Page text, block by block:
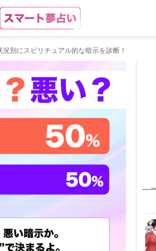
況別にスピリチュアル的な暗示を診断！